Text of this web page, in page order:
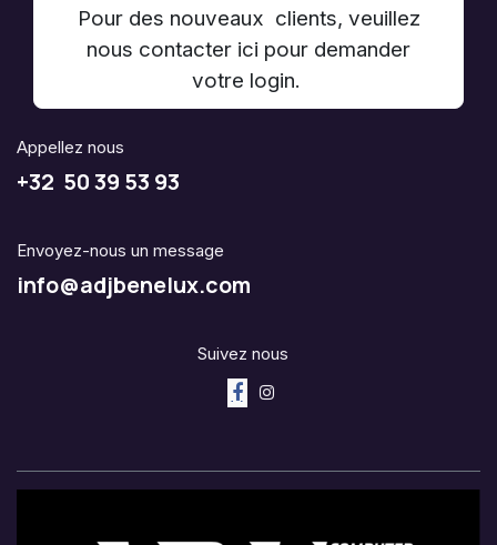
Pour des nouveaux clients, veuillez
nous contacter ici pour demander
votre login.
Appellez nous
+32 50 39 53 93
Envoyez-nous un message
info@adjbenelux.com
Suivez nous